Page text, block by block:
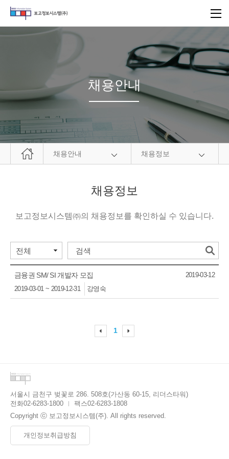
채용안내
채용안내 채용정보
채용정보
보고정보시스템㈜의 채용정보를 확인하실 수 있습니다.
금융권 SM/ SI 개발자 모집
2019-03-01 ~ 2019-12-31 강영숙
2019-03-12
1
서울시 금천구 벚꽃로 286. 508호(가산동 60-15, 리더스타워)
전화02-6283-1800 팩스02-6283-1808
Copyright ⓒ 보고정보시스템(주). All rights reserved.
개인정보취급방침